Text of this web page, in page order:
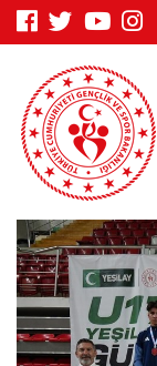
Genç Bilgi
Sistemi